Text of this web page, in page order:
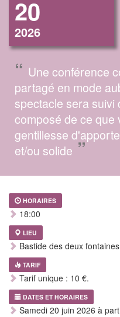
20
2026
“ Une conférence
partagé en mode
spectacle sera suivi
composé de ce que
gentillesse
et/ou solide ”
HORAIRES
18:00
LIEU
Bastide des deux fontaines
TARIF
Tarif unique : 10 €.
DATES ET HORAIRES
Samedi 20 juin 2026 à